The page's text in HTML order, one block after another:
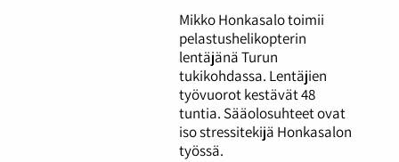
Mikko Honkasalo toimii
pelastushelikopterin
lentäjänä Turun
tukikohdassa. Lentäjien
työvuorot kestävät 48
tuntia. Sääolosuhteet ovat
iso stressitekijä Honkasalon
työssä.